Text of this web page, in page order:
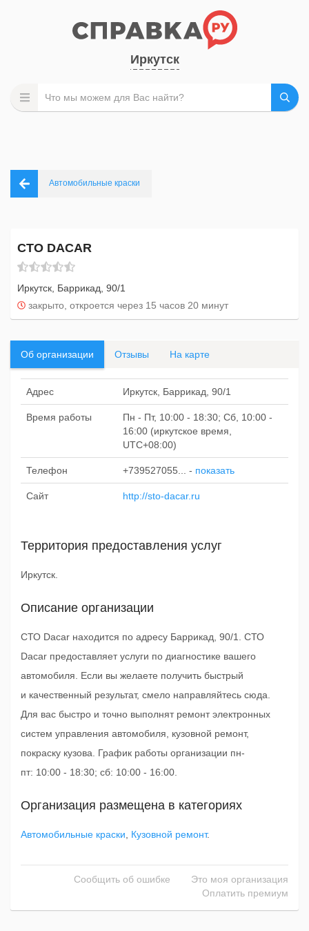
Иркутск
Автомобильные краски
СТО DACAR
Иркутск, Баррикад, 90/1
закрыто, откроется через 15 часов 20 минут
Об организации Отзывы На карте
Адрес Иркутск, Баррикад, 90/1
Время работы
Пн - Пт, 10:00 - 18:30; Сб, 10:00 -
16:00 (иркутское время,
UTC+08:00)
Телефон +739527055... - показать
Сайт http://sto-dacar.ru
Территория предоставления услуг
Иркутск.
Описание организации
СТО Dacar находится по адресу Баррикад, 90/1. СТО
Dacar предоставляет услуги по диагностике вашего
автомобиля. Если вы желаете получить быстрый
и качественный результат, смело направляйтесь сюда.
Для вас быстро и точно выполнят ремонт электронных
систем управления автомобиля, кузовной ремонт,
покраску кузова. График работы организации пн-
пт: 10:00 - 18:30; сб: 10:00 - 16:00.
Организация размещена в категориях
Автомобильные краски Кузовной ремонт.
Сообщить об ошибке
Это моя организация
Оплатить премиум